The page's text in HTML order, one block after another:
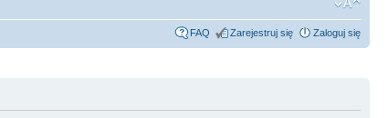
FAQ Zarejestruj się Zaloguj się